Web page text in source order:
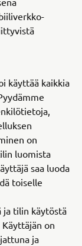
käyttää kaikkia
on
luomista
saa luoda
toiselle
ja tilin käytöstä
on
ja